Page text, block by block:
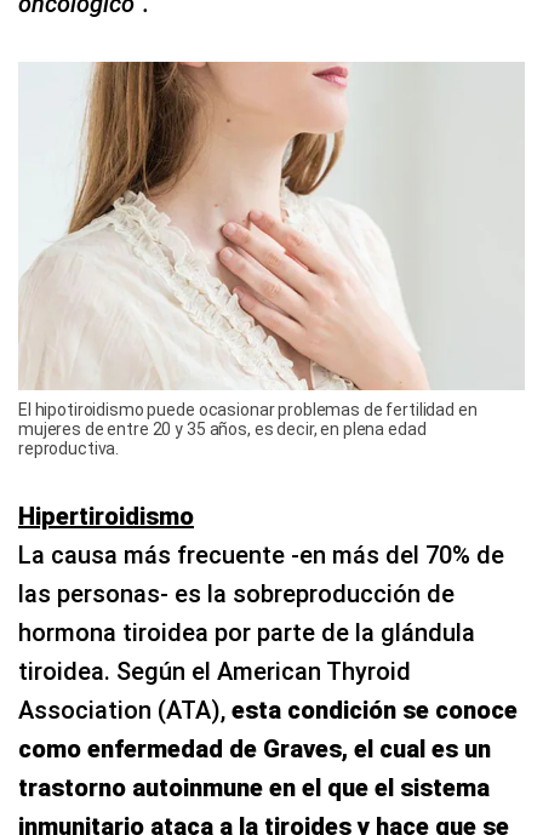
El hipotiroidismo puede ocasionar problemas de fertilidad en
mujeres de entre 20 y 35 años, es decir, en plena edad
reproductiva.
Hipertiroidismo
La causa más frecuente -en más del 70% de
las personas- es la sobreproducción de
hormona tiroidea por parte de la glándula
tiroidea. Según el American Thyroid
Association (ATA), esta condición se conoce
como enfermedad de Graves, el cual es un
trastorno autoinmune en el que el sistema
inmunitario ataca a la tiroides y hace que se